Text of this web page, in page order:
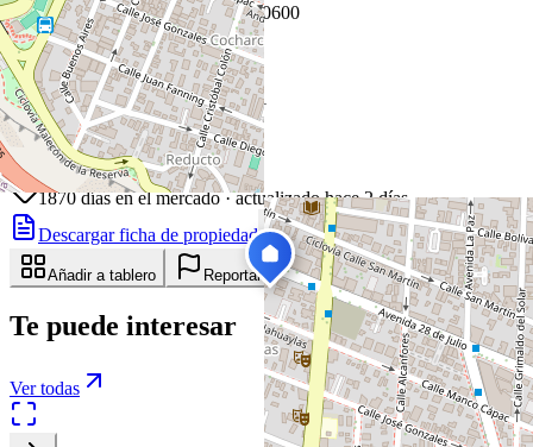
Coordenadas:-12.121100, -77.030600
Cómo llegar
Publicado 25 de junio de 2021
23visitas
25 de junio de 2021
1870días en el mercado· actualizado hace 2 días
Descargar ficha de propiedad
Compartir
Añadir a tablero Reportar anuncio
Te puede interesar
Ver todas